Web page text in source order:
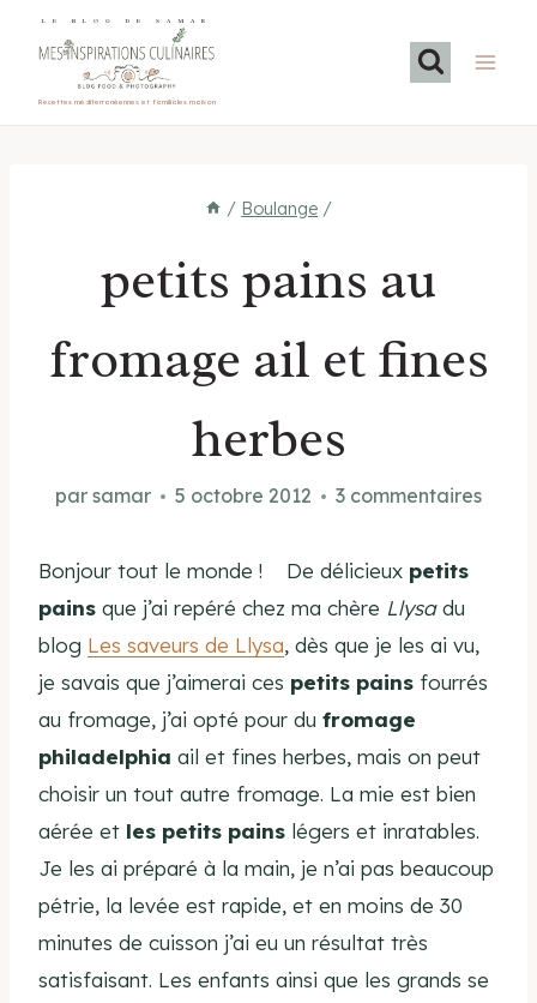
LE BLOG DE SAMAR
Recettes méditerranéennes et familiales maison
/ Boulange /
petits pains au
fromage ail et fines
herbes
par samar 5 octobre 2012 3 commentaires
Bonjour tout le monde ! De délicieux petits
pains que j’ai repéré chez ma chère Llysadu
blog Les saveurs de Llysa, dès que je les ai vu,
je savais que j’aimerai ces petits pains fourrés
au fromage, j’ai opté pour du fromage
philadelphia ail et fines herbes, mais on peut
choisir un tout autre fromage. La mie est bien
aérée et les petits pains légers et inratables.
Je les ai préparé à la main, je n’ai pas beaucoup
pétrie, la levée est rapide, et en moins de 30
minutes de cuisson j’ai eu un résultat très
satisfaisant. Les enfants ainsi que les grands se